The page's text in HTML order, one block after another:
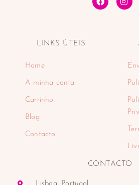
Eletrodomésticos
Balanças
Máquinas de barbear
Fornos de encastre
LINKS ÚTEIS
Home
A minha conta
Carrinho
Blog
Contacto
CONTACTO